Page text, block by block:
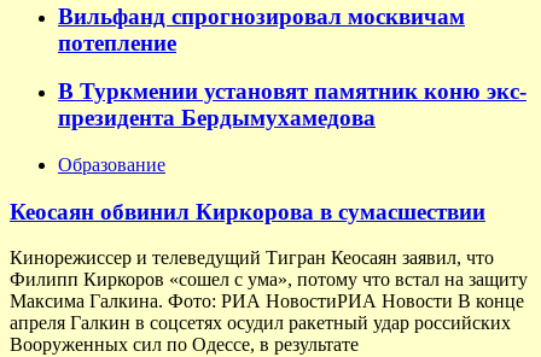
Вильфанд спрогнозировал москвичам
потепление
В Туркмении установят памятник коню экс-
президента Бердымухамедова
Образование
Кеосаян обвинил Киркорова в сумасшествии
Кинорежиссер и телеведущий Тигран Кеосаян заявил, что
Филипп Киркоров «сошел с ума», потому что встал на защиту
Максима Галкина. Фото: РИА НовостиРИА Новости В конце
апреля Галкин в соцсетях осудил ракетный удар российских
Вооруженных сил по Одессе, в результате